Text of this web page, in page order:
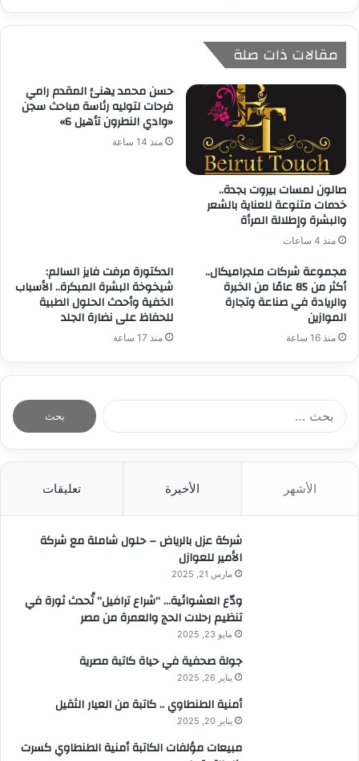
مقالات ذات صلة
صالون لمسات بيروت بجدة..
خدمات متنوعة للعناية بالشعر
والبشرة وإطلالة المرأة
منذ 4 ساعات
حسن محمد يهنئ المقدم رامي
فرحات لتوليه رئاسة مباحث سجن
«وادي النطرون تأهيل 6»
منذ 14 ساعة
مجموعة شركات ملجراميكال..
أكثر من 85 عامًا من الخبرة
والريادة في صناعة وتجارة
الموازين
منذ 16 ساعة
الدكتورة مرفت فايز السالم:
شيخوخة البشرة المبكرة.. الأسباب
الخفية وأحدث الحلول الطبية
للحفاظ على نضارة الجلد
منذ 17 ساعة
الأشهر الأخيرة تعليقات
شركة عزل بالرياض – حلول شاملة مع شركة
الأمير للعوازل
مارس 21, 2025
ودّع العشوائية… “شراع ترافيل” تُحدث ثورة في
تنظيم رحلات الحج والعمرة من مصر
مايو 23, 2025
جولة صحفية في حياة كاتبة مصرية
يناير 26, 2025
أمنية الطنطاوي .. كاتبة من العيار الثقيل
يناير 20, 2025
مبيعات مؤلفات الكاتبة أمنية الطنطاوي كسرت